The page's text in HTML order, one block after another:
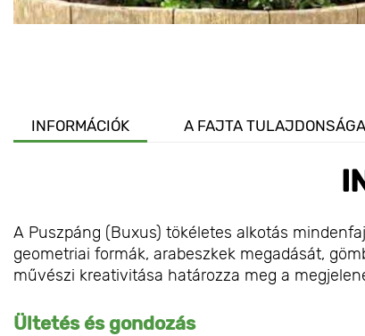
INFORMÁCIÓK A FAJTA
A Puszpáng (Buxus) tökéletes alkotás
geometriai formák, arabeszkek megadását,
művészi kreativitása határozza meg a
Ültetés és gondozás